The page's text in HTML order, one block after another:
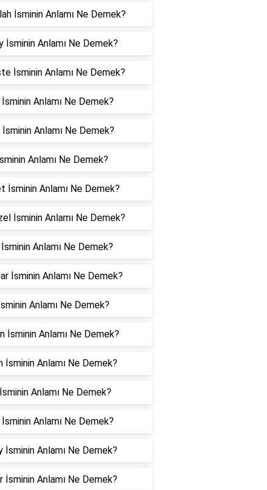
İsminin Anlamı Ne Demek?
İsminin Anlamı Ne Demek?
İsminin Anlamı Ne Demek?
Anlamı Ne Demek?
İsminin Anlamı Ne Demek?
Anlamı Ne Demek?
İsminin Anlamı Ne Demek?
İsminin Anlamı Ne Demek?
Anlamı Ne Demek?
İsminin Anlamı Ne Demek?
Anlamı Ne Demek?
İsminin Anlamı Ne Demek?
İsminin Anlamı Ne Demek?
Anlamı Ne Demek?
İsminin Anlamı Ne Demek?
İsminin Anlamı Ne Demek?
İsminin Anlamı Ne Demek?